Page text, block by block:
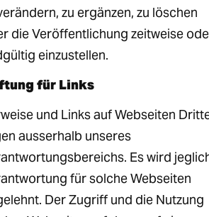
zu ergänzen, zu löschen
die Veröffentlichung zeitweise
einzustellen.
für Links
und Links auf Webseiten
ausserhalb unseres
Es wird
für solche Webseiten
Der Zugriff und die Nutzung